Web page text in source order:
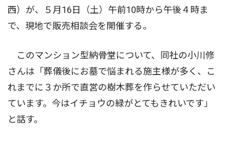
西）が、５月16日（土）午前10時から午後４時ま
で、現地で販売相談会を開催する。
このマンション型納骨堂について、同社の小川修
さんは「葬儀後にお墓で悩まれる施主様が多く、こ
れまでに３か所で直営の樹木葬を作らせていただい
ています。今はイチョウの緑がとてもきれいです」
と話す。